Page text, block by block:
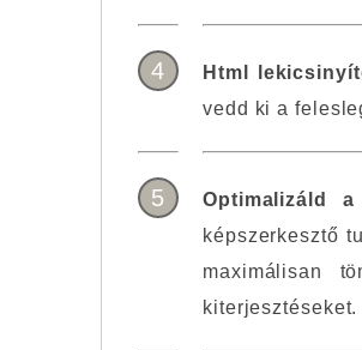
4
Html
vedd ki a
5
Optimalizáld
képszerkesztő
maximálisan
kiterjesztéseket.